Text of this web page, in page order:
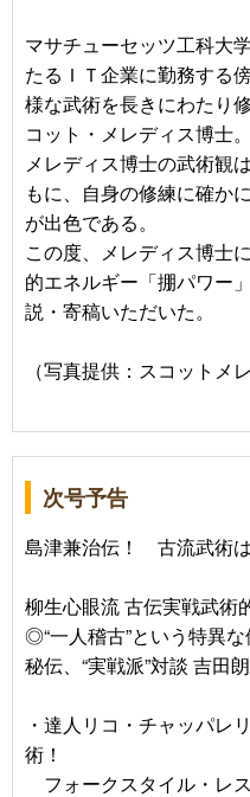
マサチューセッツ工科大
たるＩＴ企業に勤務する
様な武術を長きにわたり
コット・メレディス博士。
メレディス博士の武術観
もに、自身の修練に確か
が出色である。
この度、メレディス博士
的エネルギー「掤パワー
説・寄稿いただいた。
（写真提供：スコットメ
次号予告
島津兼治伝！ 古流武術
柳生心眼流 古伝実戦武術
◎“一人稽古”という特異
秘伝、“実戦派”対談 吉田
・達人リコ・チャッパレ
術！
フォークスタイル・レ